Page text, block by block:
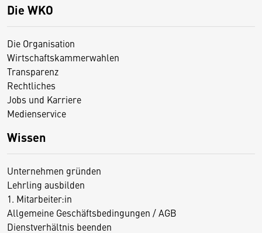
Die WKO
Die Organisation
Wirtschaftskammerwahlen
Transparenz
Rechtliches
Jobs und Karriere
Medienservice
Wissen
Unternehmen gründen
Lehrling ausbilden
1. Mitarbeiter:in
Allgemeine Geschäftsbedingungen / AGB
Dienstverhältnis beenden